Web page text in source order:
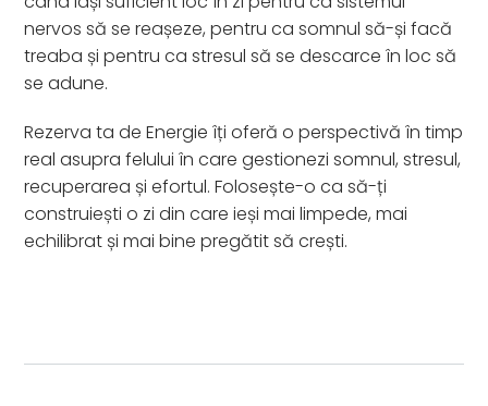
nervos să se reașeze, pentru ca somnul să-și facă
treaba și pentru ca stresul să se descarce în loc să
se adune.
Rezerva ta de Energie îți oferă o perspectivă în timp
real asupra felului în care gestionezi somnul, stresul,
recuperarea și efortul. Folosește-o ca să-ți
construiești o zi din care ieși mai limpede, mai
echilibrat și mai bine pregătit să crești.